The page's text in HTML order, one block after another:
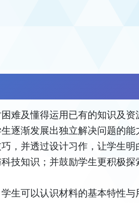
难及懂得运用已有的知识及
逐渐发展出独立解决问题的
，并透过设计习作，让学生
技知识；并鼓励学生更积极
生可以认识材料的基本特性